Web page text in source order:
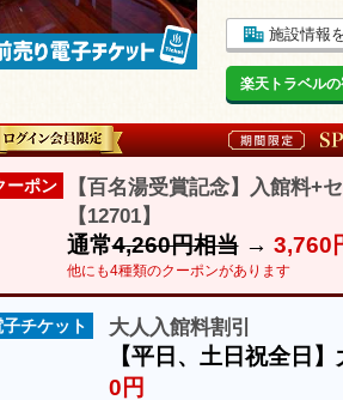
施設情報
楽天トラベル
ーポン
【百名湯受賞記念】入館料+
【12701】
通常4,260円相当→ 3,760
他にも4種類のクーポンがあります
子チケット 大人入館料割引
【平日、土日祝全日
0円